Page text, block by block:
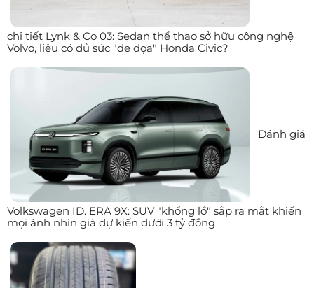
chi tiết Lynk & Co 03: Sedan thể thao sở hữu công nghệ
Volvo, liệu có đủ sức "đe dọa" Honda Civic?
Đánh giá
Volkswagen ID. ERA 9X: SUV "khổng lồ" sắp ra mắt khiến
mọi ánh nhìn giá dự kiến dưới 3 tỷ đồng